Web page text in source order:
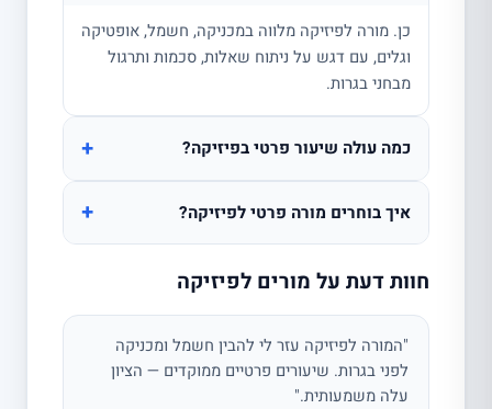
כן. מורה לפיזיקה מלווה במכניקה, חשמל, אופטיקה
וגלים, עם דגש על ניתוח שאלות, סכמות ותרגול
מבחני בגרות.
כמה עולה שיעור פרטי בפיזיקה? +
איך בוחרים מורה פרטי לפיזיקה? +
חוות דעת על מורים לפיזיקה
"המורה לפיזיקה עזר לי להבין חשמל ומכניקה
לפני בגרות. שיעורים פרטיים ממוקדים — הציון
עלה משמעותית."